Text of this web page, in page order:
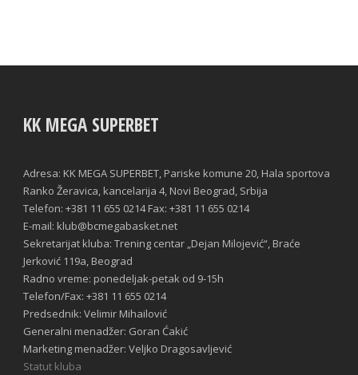
KK MEGA SUPERBET
Adresa: KK MEGA SUPERBET, Pariske komune 20, Hala sportova
Ranko Žeravica, kancelarija 4, Novi Beograd, Srbija
Telefon: +381 11 655 0214 Fax: +381 11 655 0214
E-mail: klub@bcmegabasket.net
Sekretarijat kluba: Trening centar „Dejan Milojević“, Braće
Jerković 119a, Beograd
Radno vreme: ponedeljak-petak od 9-15h
Telefon/Fax: +381 11 655 0214
Predsednik: Velimir Mihailović
Generalni menadžer: Goran Ćakić
Marketing menadžer: Veljko Dragosavljević
Statut kluba